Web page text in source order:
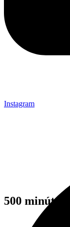
Instagram
500 minút